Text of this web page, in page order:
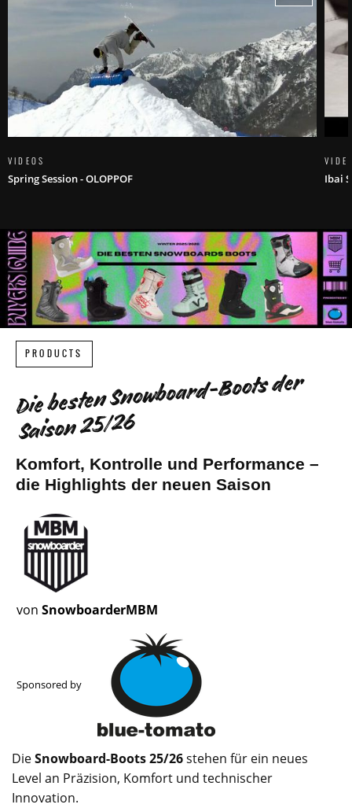
VIDEOS
Spring Session - OLOPPOF Ibai
PRODUCTS
Die besten Snowboard-Boots der
Saison 25/26
Komfort, Kontrolle und Performance –
die Highlights der neuen Saison
von SnowboarderMBM
Sponsored by
DieSnowboard-Boots 25/26stehen für ein neues
Level an Präzision, Komfort und technischer
Innovation.